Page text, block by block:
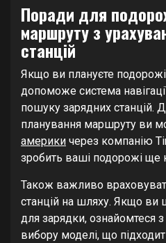
Поради для
маршруту з
станцій
Якщо ви плануєте
допоможе система
пошуку зарядних станцій.
планування маршруту ви
америки через компанію
зробить ваші подорожі
Також важливо
станцій на шляху. Якщо ви
для зарядки, ознайомтеся
вибору моделі, що